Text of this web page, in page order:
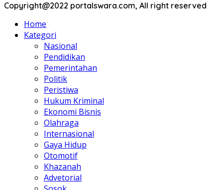
Copyright@2022 portalswara.com, All right reserved
Home
Kategori
Nasional
Pendidikan
Pemerintahan
Politik
Peristiwa
Hukum Kriminal
Ekonomi Bisnis
Olahraga
Internasional
Gaya Hidup
Otomotif
Khazanah
Advetorial